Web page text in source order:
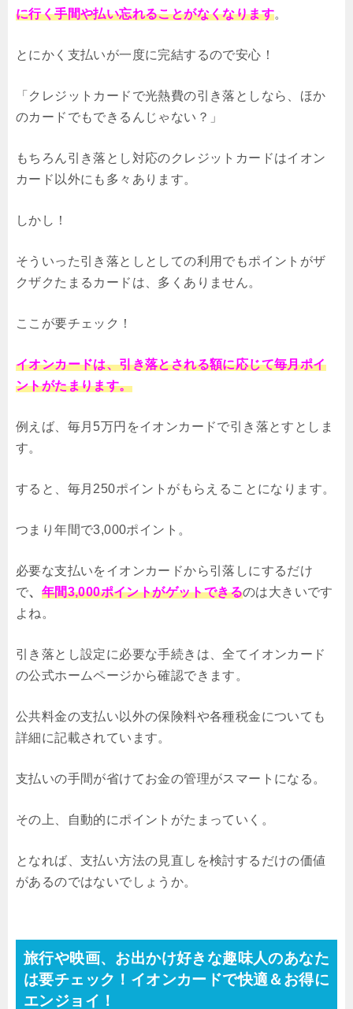
に行く手間や払い忘れることがなくなります。
とにかく支払いが一度に完結するので安心！
「クレジットカードで光熱費の引き落としなら、ほか
のカードでもできるんじゃない？」
もちろん引き落とし対応のクレジットカードはイオン
カード以外にも多々あります。
しかし！
そういった引き落としとしての利用でもポイントがザ
クザクたまるカードは、多くありません。
ここが要チェック！
イオンカードは、引き落とされる額に応じて毎月ポイ
ントがたまります。
例えば、毎月5万円をイオンカードで引き落とすとしま
す。
すると、毎月250ポイントがもらえることになります。
つまり年間で3,000ポイント。
必要な支払いをイオンカードから引落しにするだけ
で、 年間3,000ポイントがゲットできるのは大きいです
よね。
引き落とし設定に必要な手続きは、全てイオンカード
の公式ホームページから確認できます。
公共料金の支払い以外の保険料や各種税金についても
詳細に記載されています。
支払いの手間が省けてお金の管理がスマートになる。
その上、自動的にポイントがたまっていく。
となれば、支払い方法の見直しを検討するだけの価値
があるのではないでしょうか。
旅行や映画、お出かけ好きな趣味人のあなた
は要チェック！イオンカードで快適＆お得に
エンジョイ！